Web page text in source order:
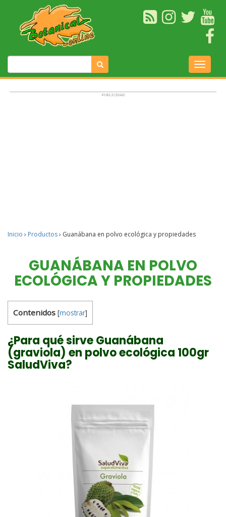
Inicio › Productos› Guanábana en polvo ecológica y propiedades
GUANÁBANA EN POLVO
ECOLÓGICA Y PROPIEDADES
Contenidos [mostrar]
¿Para qué sirve Guanábana
(graviola) en polvo ecológica 100gr
SaludViva?